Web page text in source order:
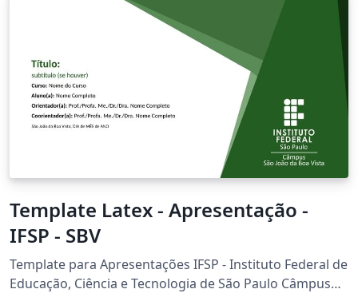
Template Latex - Apresentação -
IFSP - SBV
Template para Apresentações IFSP - Instituto Federal de
Educação, Ciência e Tecnologia de São Paulo Câmpus